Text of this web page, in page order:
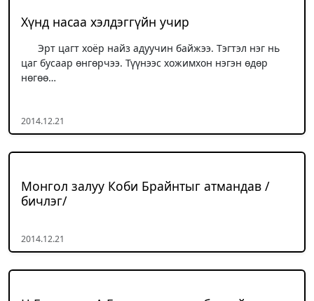
Хүнд насаа хэлдэггүйн учир
Эрт цагт хоёр найз адуучин байжээ. Тэгтэл нэг нь
цаг бусаар өнгөрчээ. Түүнээс хожимхон нэгэн өдөр
нөгөө…
2014.12.21
Монгол залуу Коби Брайнтыг атмандав /
бичлэг/
2014.12.21